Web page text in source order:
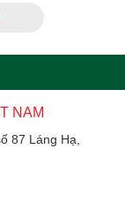
NAM
87 Láng Hạ,